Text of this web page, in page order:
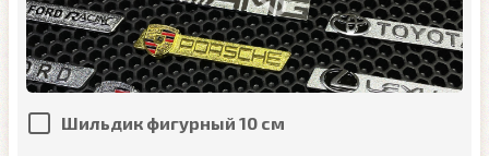
Шильдик фигурный 10 см